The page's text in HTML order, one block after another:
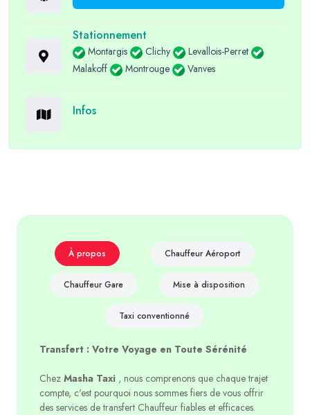
Stationnement
Montargis Clichy
Levallois-Perret
Malakoff
Montrouge Vanves
Infos
À propos Chauffeur Aéroport
Chauffeur Gare Mise à disposition
Taxi conventionné
Transfert : Votre Voyage en Toute Sérénité
Chez Masha Taxi , nous comprenons que chaque trajet
compte, c'est pourquoi nous sommes fiers de vous offrir
des services de transfert Chauffeur fiables et efficaces.